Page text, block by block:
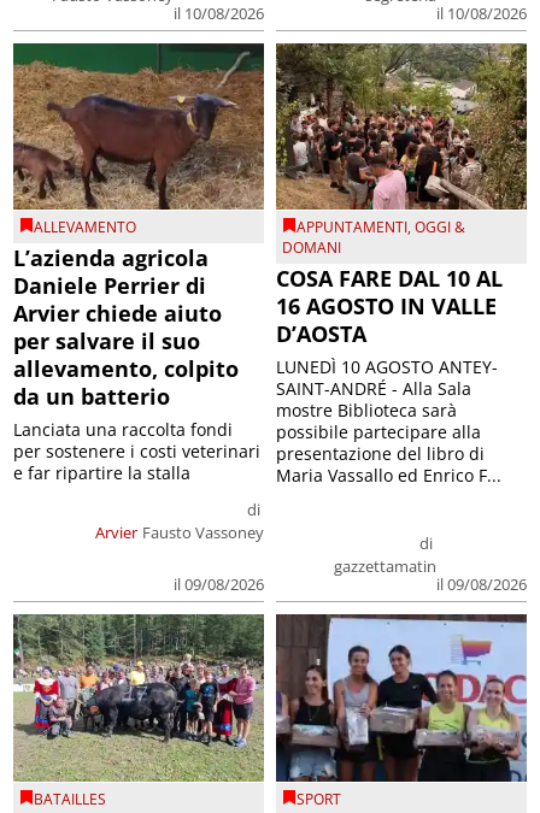
il 10/08/2026
il 10/08/2026
ALLEVAMENTO
L’azienda agricola
Daniele Perrier di
Arvier chiede aiuto
per salvare il suo
allevamento, colpito
da un batterio
Arvier
di
Fausto Vassoney
il 09/08/2026
Lanciata una raccolta fondi
per sostenere i costi veterinari
e far ripartire la stalla
APPUNTAMENTI,OGGI &
DOMANI
COSA FARE DAL 10 AL
16 AGOSTO IN VALLE
D’AOSTA
di
gazzettamatin
il 09/08/2026
LUNEDÌ 10 AGOSTO ANTEY-
SAINT-ANDRÉ - Alla Sala
mostre Biblioteca sarà
possibile partecipare alla
presentazione del libro di
Maria Vassallo ed Enrico F...
BATAILLES SPORT